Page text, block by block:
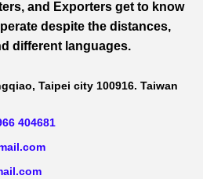
and Exporters get to know
despite the distances,
different languages.
Taipei city 100916. Taiwan
404681